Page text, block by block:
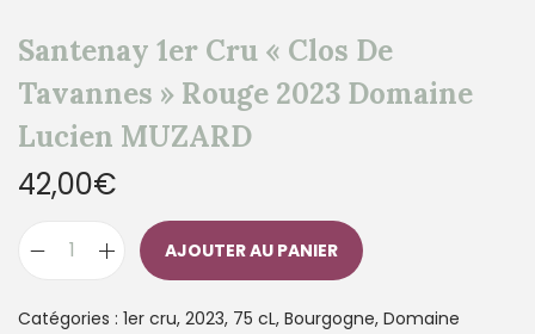
Santenay 1er Cru « Clos De
Tavannes » Rouge 2023 Domaine
Lucien MUZARD
42,00€
AJOUTER AU PANIER
Catégories : 1er cru, 2023, 75 cL, Bourgogne, Domaine